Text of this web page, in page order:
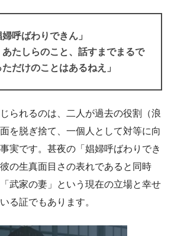
婦呼ばわりできん」
あたしらのこと、話すまでまるで
だけのことはあるねえ」
られるのは、二人が過去の役割（浪
を脱ぎ捨て、一個人として対等に向
実です。甚夜の「娼婦呼ばわりでき
の生真面目さの表れであると同時
武家の妻」という現在の立場と幸せ
る証でもあります。